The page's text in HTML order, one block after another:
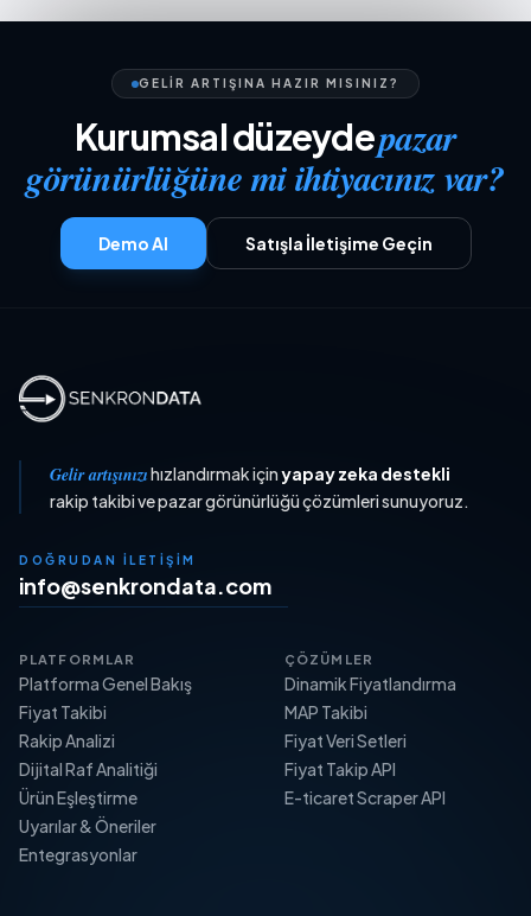
GELIR ARTIŞINA HAZIR MISINIZ?
Kurumsal düzeydepazar
görünürlüğüne mi ihtiyacınız var?
Demo Al Satışla İletişime Geçin
Gelir artışınızıhızlandırmak içinyapay zeka destekli
rakip takibi ve pazar görünürlüğü çözümleri sunuyoruz.
DOĞRUDAN İLETIŞIM
info@senkrondata.com
PLATFORMLAR
Platforma Genel Bakış
Fiyat Takibi
Rakip Analizi
Dijital Raf Analitiği
Ürün Eşleştirme
Uyarılar & Öneriler
Entegrasyonlar
ÇÖZÜMLER
Dinamik Fiyatlandırma
MAP Takibi
Fiyat Veri Setleri
Fiyat Takip API
E-ticaret Scraper API